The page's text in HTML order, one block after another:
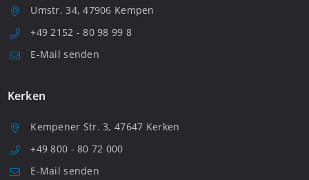
Umstr. 34, 47906 Kempen
+49 2152 - 80 98 99 8
E-Mail senden
Kerken
Kempener Str. 3, 47647 Kerken
+49 800 - 80 72 000
E-Mail senden